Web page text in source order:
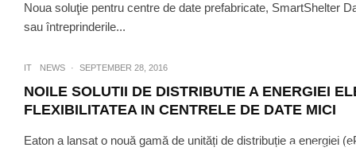
Noua soluţie pentru centre de date prefabricate, SmartShelter
sau întreprinderile...
IT NEWS · SEPTEMBER 28, 2016
NOILE SOLUTII DE DISTRIBUTIE A ENERGIEI
FLEXIBILITATEA IN CENTRELE DE DATE MICI
Eaton a lansat o nouă gamă de unități de distribuție a energiei
IT NEWS ·